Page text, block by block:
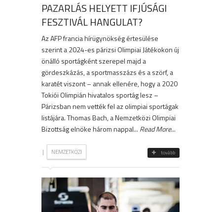
PAZARLÁS HELYETT IFJÚSÁGI
FESZTIVÁL HANGULAT?
Az AFP francia hírügynökség értesülése
szerint a 2024-es párizsi Olimpiai Játékokon új
önálló sportágként szerepel majd a
gördeszkázás, a sportmasszázs és a szörf, a
karatét viszont – annak ellenére, hogy a 2020
Tokiói Olimpián hivatalos sportág lesz –
Párizsban nem vették fel az olimpiai sportágak
listájára. Thomas Bach, a Nemzetközi Olimpiai
Bizottság elnöke három nappal... Read More...
| NEMZETKÖZI tovább